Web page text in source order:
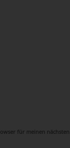
für meinen nächsten